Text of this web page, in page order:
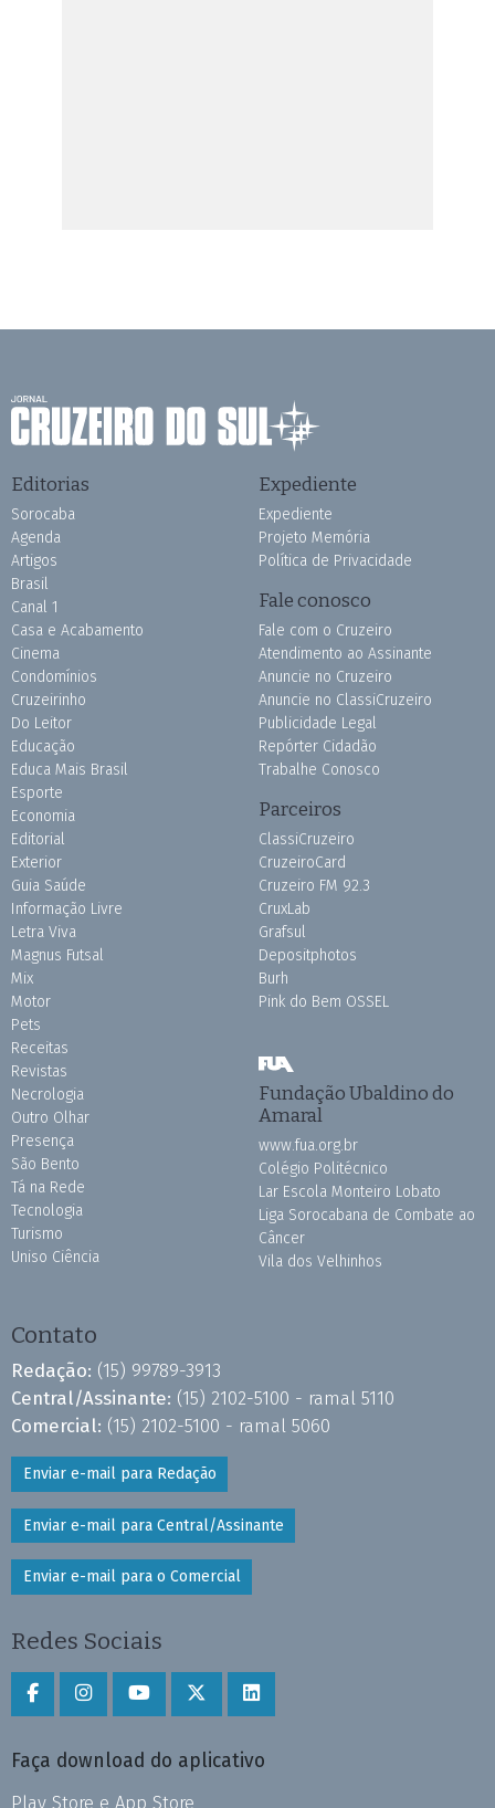
Editorias
Sorocaba
Agenda
Artigos
Brasil
Canal 1
Casa e Acabamento
Cinema
Condomínios
Cruzeirinho
Do Leitor
Educação
Educa Mais Brasil
Esporte
Economia
Editorial
Exterior
Guia Saúde
Informação Livre
Letra Viva
Magnus Futsal
Mix
Motor
Pets
Receitas
Revistas
Necrologia
Outro Olhar
Presença
São Bento
Tá na Rede
Tecnologia
Turismo
Uniso Ciência
Expediente
Expediente
Projeto Memória
Política de Privacidade
Fale conosco
Fale com o Cruzeiro
Atendimento ao Assinante
Anuncie no Cruzeiro
Anuncie no ClassiCruzeiro
Publicidade Legal
Repórter Cidadão
Trabalhe Conosco
Parceiros
ClassiCruzeiro
CruzeiroCard
Cruzeiro FM 92.3
CruxLab
Grafsul
Depositphotos
Burh
Pink do Bem OSSEL
Fundação Ubaldino do
Amaral
www.fua.org.br
Colégio Politécnico
Lar Escola Monteiro Lobato
Liga Sorocabana de Combate ao
Câncer
Vila dos Velhinhos
Contato
Redação: (15) 99789-3913
Central/Assinante: (15) 2102-5100 - ramal 5110
Comercial: (15) 2102-5100 - ramal 5060
Enviar e-mail para Redação
Enviar e-mail para Central/Assinante
Enviar e-mail para o Comercial
Redes Sociais
Faça download do aplicativo
Play Store e App Store